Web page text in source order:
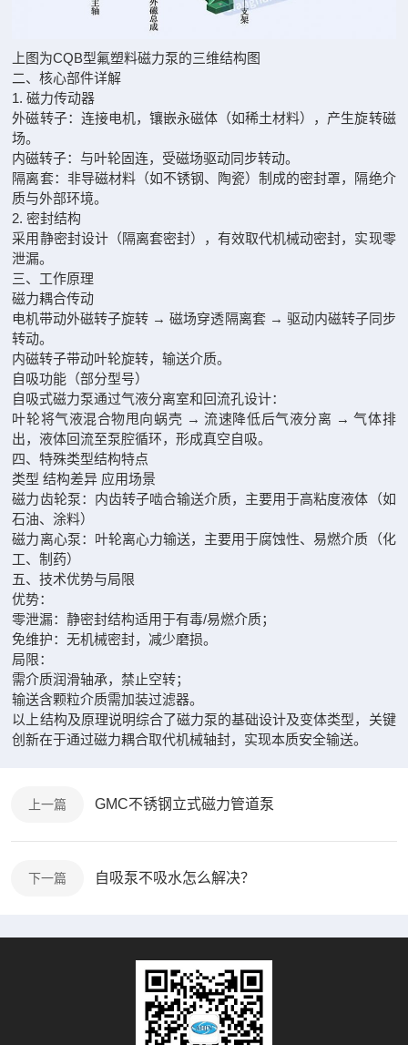
上图为CQB型氟塑料磁力泵的三维结构图
二、核心部件详解‌
1. 磁力传动器‌
外磁转子‌：连接电机，镶嵌永磁体（如稀土材料），产生旋转磁
场。
内磁转子‌：与叶轮固连，受磁场驱动同步转动。
隔离套‌：非导磁材料（如不锈钢、陶瓷）制成的密封罩，隔绝介
质与外部环境。
2. 密封结构‌
采用‌静密封设计‌（隔离套密封），有效取代机械动密封，实现零
泄漏。
三、工作原理‌
磁力耦合传动‌
电机带动外磁转子旋转 → 磁场穿透隔离套 → 驱动内磁转子同步
转动。
内磁转子带动叶轮旋转，输送介质。
自吸功能（部分型号）‌
自吸式磁力泵通过‌气液分离室‌和‌回流孔‌设计：
叶轮将气液混合物甩向蜗壳 → 流速降低后气液分离 → 气体排
出，液体回流至泵腔循环，形成真空自吸。
四、特殊类型结构特点‌
类型‌ ‌结构差异‌ ‌应用场景‌
磁力齿轮泵‌：内齿转子啮合输送介质，主要用于高粘度液体（如
石油、涂料）
磁力离心泵‌：叶轮离心力输送，主要用于腐蚀性、易燃介质（化
工、制药）
五、技术优势与局限‌
优势‌：
零泄漏：静密封结构适用于有毒/易燃介质；
免维护：无机械密封，减少磨损。
局限‌：
需介质润滑轴承，禁止空转；
输送含颗粒介质需加装过滤器。
以上结构及原理说明综合了磁力泵的基础设计及变体类型，关键
创新在于通过磁力耦合取代机械轴封，实现本质安全输送。
上一篇 GMC不锈钢立式磁力管道泵
下一篇 自吸泵不吸水怎么解决？